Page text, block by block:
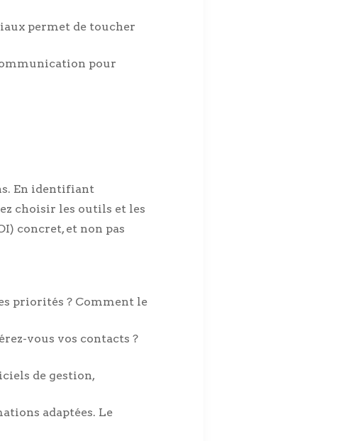
permet de toucher
pour
En identifiant
choisir les outils et les
concret, et non pas
priorités ? Comment le
vous vos contacts ?
de gestion,
adaptées. Le